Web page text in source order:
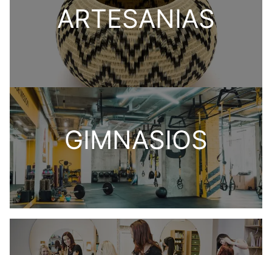
ARTESANIAS
GIMNASIOS